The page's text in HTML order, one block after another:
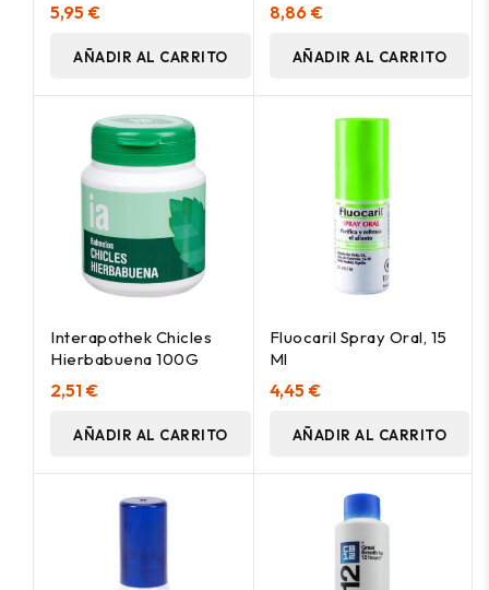
5,95 €
AÑADIR AL CARRITO
8,86 €
AÑADIR AL CARRITO
Interapothek Chicles
Hierbabuena 100G
2,51 €
AÑADIR AL CARRITO
Fluocaril Spray Oral, 15
Ml
4,45 €
AÑADIR AL CARRITO